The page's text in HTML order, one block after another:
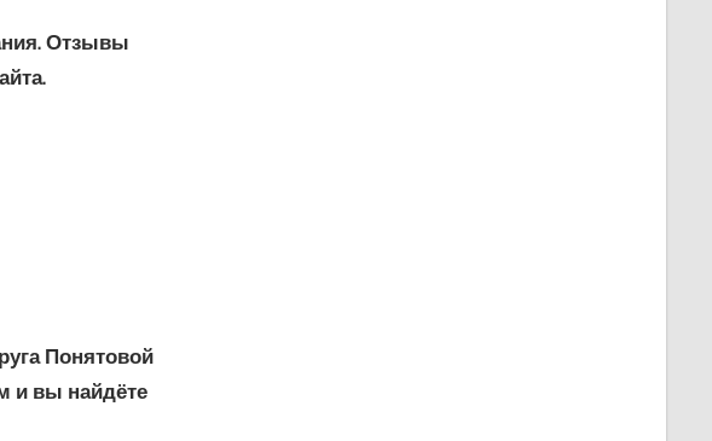
Отзывы
Понятовой
и вы найдёте